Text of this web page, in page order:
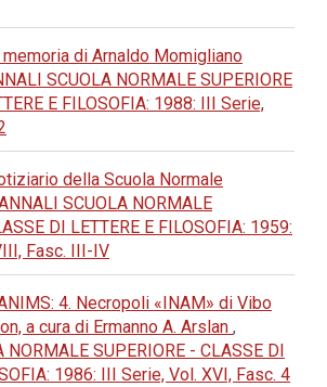
memoria di Arnaldo Momigliano
SCUOLA NORMALE SUPERIORE
E FILOSOFIA: 1988: III Serie,
della Scuola Normale
SCUOLA NORMALE
DI LETTERE E FILOSOFIA: 1959:
Fasc. III-IV
4. Necropoli «INAM» di Vibo
a cura di Ermanno A. Arslan ,
NORMALE SUPERIORE - CLASSE DI
1986: III Serie, Vol. XVI, Fasc. 4